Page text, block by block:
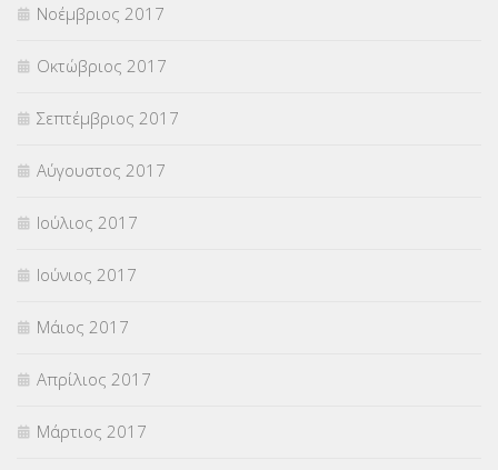
Νοέμβριος 2017
Οκτώβριος 2017
Σεπτέμβριος 2017
Αύγουστος 2017
Ιούλιος 2017
Ιούνιος 2017
Μάιος 2017
Απρίλιος 2017
Μάρτιος 2017